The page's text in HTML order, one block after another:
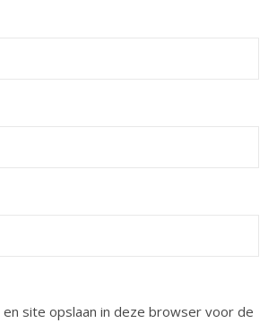
en site opslaan in deze browser voor de